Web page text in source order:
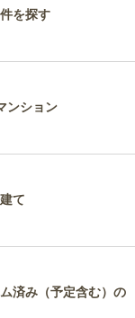
を探す
ンション
て
済み（予定含む）の